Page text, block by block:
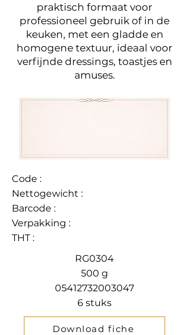
praktisch formaat voor
professioneel gebruik of in de
keuken, met een gladde en
homogene textuur, ideaal voor
verfijnde dressings, toastjes en
amuses.
Code :
Nettogewicht :
Barcode :
Verpakking :
THT :
RG0304
500 g
05412732003047
6 stuks
Download fiche